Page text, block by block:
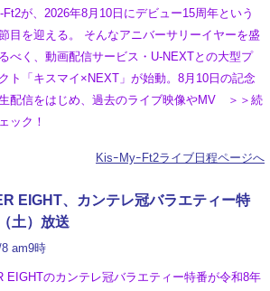
Ft2が、2026年8月10日にデビュー15周年という
目を迎える。 そんなアニバーサリーイヤーを盛
べく、動画配信サービス・U-NEXTとの大型プ
ト「キスマイ×NEXT」が始動。8月10日の記念
配信をはじめ、過去のライブ映像やMV ＞＞続
ック！
KisｰMyｰFt2ライブ日程ページへ
EIGHT、カンテレ冠バラエティー特
土）放送
am9時
EIGHTのカンテレ冠バラエティー特番が令和8年